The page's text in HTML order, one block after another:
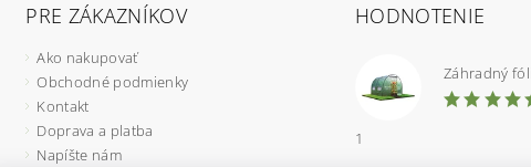
PRE ZÁKAZNÍKOV
Ako nakupovať
Obchodné podmienky
Kontakt
Doprava a platba
Napíšte nám
HODNOTENIE
1